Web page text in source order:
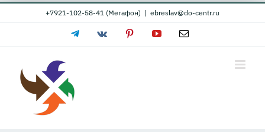
Skip
+7921-102-58-41 (Мегафон) | ebreslav@do-centr.ru
TelegramVk PinterestYouTubeEmail